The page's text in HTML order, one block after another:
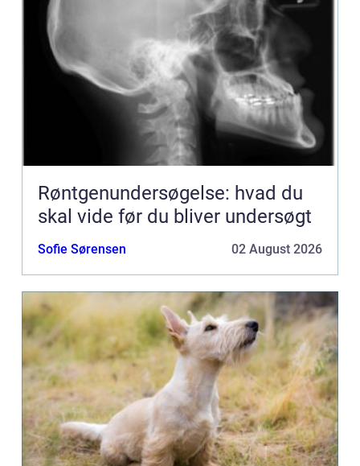
Røntgenundersøgelse: hvad du
skal vide før du bliver undersøgt
Sofie Sørensen 02 August 2026